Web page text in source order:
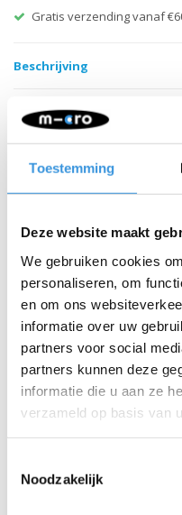
Toestemming
Deze website maakt
We gebruiken cookies
personaliseren, om
en om ons
informatie over uw
partners voor social
partners kunnen deze
informatie die u aan ze
verzameld op basis van
Noodzakelijk
Gratis verzending vanaf
Beschrijving
Helder 145mm PU wiel van
Geschikt voor de Micro
Iets extra's erbij?